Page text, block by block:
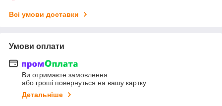
Всі умови доставки
Умови оплати
Ви отримаєте замовлення
або гроші повернуться на вашу картку
Детальніше